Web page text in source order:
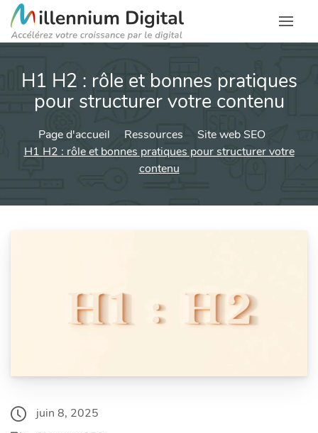
H1 H2 : rôle et bonnes pratiques
pour structurer votre contenu
Page d'accueil Ressources
Site web SEO
H1 H2 : rôle et bonnes pratiques pour structurer votre
contenu
juin 8, 2025